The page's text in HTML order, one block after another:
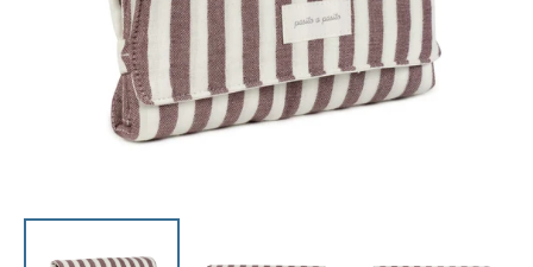
multimedia
en
vista
de
galería